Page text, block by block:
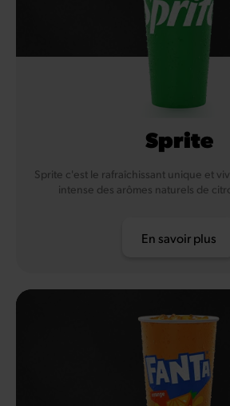
Sprite
Sprite c'est le rafraîchissant unique et
intense des arômes naturels de
En savoir plus